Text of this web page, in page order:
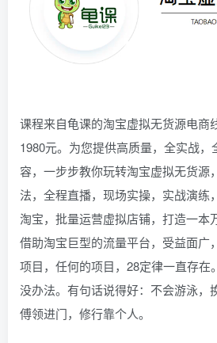
课程来自龟课的淘宝虚拟无货源电商
1980元。为您提供高质量，全实战，
容，一步步教你玩转淘宝虚拟无货源
法，全程直播，现场实操，实战演练
淘宝，批量运营虚拟店铺，打造一本
借助淘宝巨型的流量平台，受益面广
项目，任何的项目，28定律一直存在
没办法。有句话说得好：不会游泳，
傅领进门，修行靠个人。